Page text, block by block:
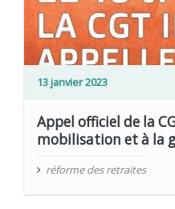
13 janvier 2023
Appel officiel de la
mobilisation et à la
réforme des retraites